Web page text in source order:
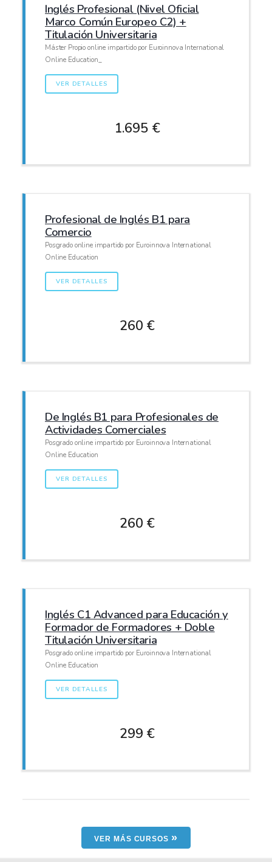
Inglés Profesional (Nivel Oficial
Marco Común Europeo C2) +
Titulación Universitaria
Máster Propio online impartido por Euroinnova International
Online Education_
VER DETALLES
1.695 €
Profesional de Inglés B1 para
Comercio
Posgrado online impartido por Euroinnova International
Online Education
VER DETALLES
260 €
De Inglés B1 para Profesionales de
Actividades Comerciales
Posgrado online impartido por Euroinnova International
Online Education
VER DETALLES
260 €
Inglés C1 Advanced para Educación y
Formador de Formadores + Doble
Titulación Universitaria
Posgrado online impartido por Euroinnova International
Online Education
VER DETALLES
299 €
VER MÁS CURSOS »